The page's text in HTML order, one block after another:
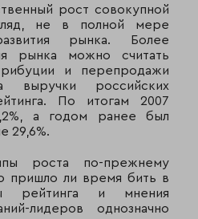
рост совокупной
не в полной мере
рынка. Более
рынка можно считать
и перепродажи
выручки российских
По итогам 2007
а годом ранее был
29,6%.
роста по-прежнему
пришло ли время бить в
рейтинга и мнения
лидеров однозначно